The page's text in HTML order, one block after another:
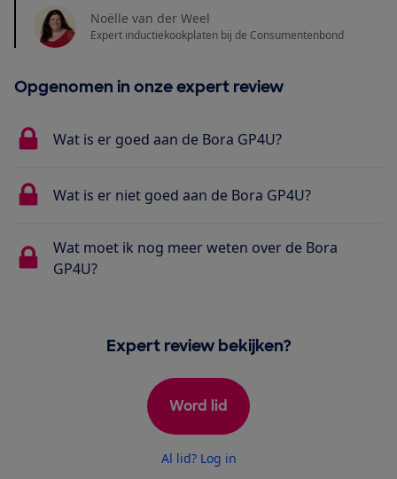
Noëlle van der Weel
Expert inductiekookplaten bij de Consumentenbond
Opgenomen in onze expert review
Wat is er goed aan de Bora GP4U?
Wat is er niet goed aan de Bora GP4U?
Wat moet ik nog meer weten over de Bora
GP4U?
Expert review bekijken?
Word lid
Al lid? Log in